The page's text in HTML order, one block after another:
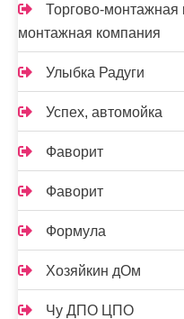
Торгово-монтажная
монтажная компания
Улыбка Радуги
Успех, автомойка
Фаворит
Фаворит
Формула
Хозяйкин дОм
Чу ДПО ЦПО